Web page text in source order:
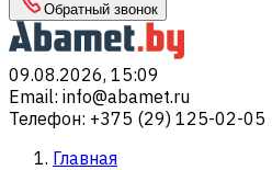
Обратный звонок
09.08.2026, 15:09
Email: info@abamet.ru
Телефон: +375 (29) 125-02-05
Главная